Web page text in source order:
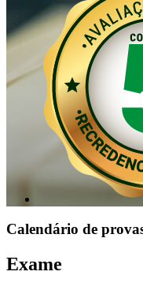
Calendário de
Exame